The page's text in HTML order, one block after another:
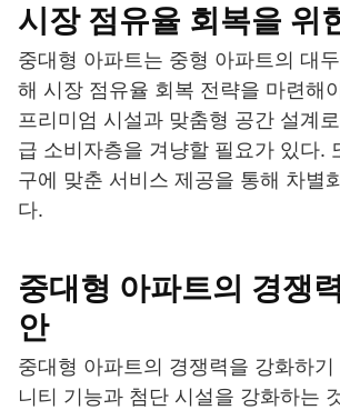
시장 점유율 회복을 위
중대형 아파트는 중형 아파트의 대
해 시장 점유율 회복 전략을 마련해
프리미엄 시설과 맞춤형 공간 설계
급 소비자층을 겨냥할 필요가 있다.
구에 맞춘 서비스 제공을 통해 차별
다.
중대형 아파트의 경쟁
안
중대형 아파트의 경쟁력을 강화하
니티 기능과 첨단 시설을 강화하는